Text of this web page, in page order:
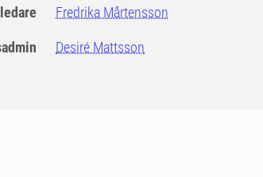
Fredrika Mårtensson
Desiré Mattsson